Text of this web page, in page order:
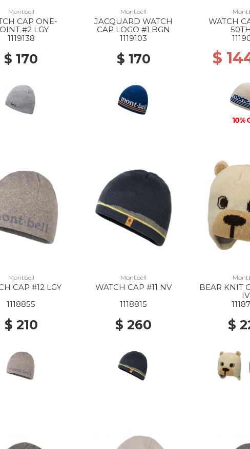
Montbell
CAP ONE-
#2 LGY
1119138
$ 170
Montbell
JACQUARD WATCH
CAP LOGO #1 BGN
1119103
$ 170
WATCH
$
10%
Montbell
CAP #12 LGY
1118855
$ 210
Montbell
WATCH CAP #11 NV
1118815
$ 260
BEAR KNIT
IV
$